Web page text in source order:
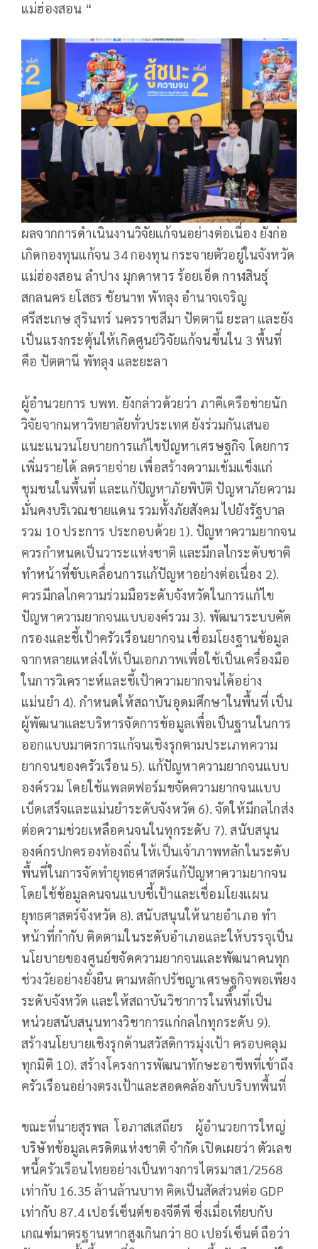
แม่ฮ่องสอน “
ผลจากการดำเนินงานวิจัยแก้จนอย่างต่อเนื่อง ยังก่อ
เกิดกองทุนแก้จน 34 กองทุน กระจายตัวอยู่ในจังหวัด
แม่ฮ่องสอน ลำปาง มุกดาหาร ร้อยเอ็ด กาฬสินธุ์
สกลนคร ยโสธร ชัยนาท พัทลุง อำนาจเจริญ
ศรีสะเกษ สุรินทร์ นครราชสีมา ปัตตานี ยะลา และยัง
เป็นแรงกระตุ้นให้เกิดศูนย์วิจัยแก้จนขึ้นใน 3 พื้นที่
คือ ปัตตานี พัทลุง และยะลา
ผู้อำนวยการ บพท. ยังกล่าวด้วยว่า ภาคีเครือข่ายนัก
วิจัยจากมหาวิทยาลัยทั่วประเทศ ยังร่วมกันเสนอ
แนะแนวนโยบายการแก้ไขปัญหาเศรษฐกิจ โดยการ
เพิ่มรายได้ ลดรายจ่าย เพื่อสร้างความเข้มแข็งแก่
ชุมชนในพื้นที่ และแก้ปัญหาภัยพิบัติ ปัญหาภัยความ
มั่นคงบริเวณชายแดน รวมทั้งภัยสังคม ไปยังรัฐบาล
รวม 10 ประการ ประกอบด้วย 1). ปัญหาความยากจน
ควรกำหนดเป็นวาระแห่งชาติ และมีกลไกระดับชาติ
ทำหน้าที่ขับเคลื่อนการแก้ปัญหาอย่างต่อเนื่อง 2).
ควรมีกลไกความร่วมมือระดับจังหวัดในการแก้ไข
ปัญหาความยากจนแบบองค์รวม 3). พัฒนาระบบคัด
กรองและชี้เป้าครัวเรือนยากจน เชื่อมโยงฐานข้อมูล
จากหลายแหล่งให้เป็นเอกภาพเพื่อใช้เป็นเครื่องมือ
ในการวิเคราะห์และชี้เป้าความยากจนได้อย่าง
แม่นยำ 4). กำหนดให้สถาบันอุดมศึกษาในพื้นที่ เป็น
ผู้พัฒนาและบริหารจัดการข้อมูลเพื่อเป็นฐานในการ
ออกแบบมาตรการแก้จนเชิงรุกตามประเภทความ
ยากจนของครัวเรือน 5). แก้ปัญหาความยากจนแบบ
องค์รวม โดยใช้แพลตฟอร์มขจัดความยากจนแบบ
เบ็ดเสร็จและแม่นยำระดับจังหวัด 6). จัดให้มีกลไกส่ง
ต่อความช่วยเหลือคนจนในทุกระดับ 7). สนับสนุน
องค์กรปกครองท้องถิ่น ให้เป็นเจ้าภาพหลักในระดับ
พื้นที่ในการจัดทำยุทธศาสตร์แก้ปัญหาความยากจน
โดยใช้ข้อมูลคนจนแบบชี้เป้าและเชื่อมโยงแผน
ยุทธศาสตร์จังหวัด 8). สนับสนุนให้นายอำเภอ ทำ
หน้าที่กำกับ ติดตามในระดับอำเภอและให้บรรจุเป็น
นโยบายของศูนย์ขจัดความยากจนและพัฒนาคนทุก
ช่วงวัยอย่างยั่งยืน ตามหลักปรัชญาเศรษฐกิจพอเพียง
ระดับจังหวัด และให้สถาบันวิชาการในพื้นที่เป็น
หน่วยสนับสนุนทางวิชาการแก่กลไกทุกระดับ 9).
สร้างนโยบายเชิงรุกด้านสวัสดิการมุ่งเป้า ครอบคลุม
ทุกมิติ 10). สร้างโครงการพัฒนาทักษะอาชีพที่เข้าถึง
ครัวเรือนอย่างตรงเป้าและสอดคล้องกับบริบทพื้นที่
ขณะที่นายสุรพล โอภาสเสถียร ผู้อำนวยการใหญ่
บริษัทข้อมูลเครดิตแห่งชาติ จำกัด เปิดเผยว่า ตัวเลข
หนี้ครัวเรือนไทยอย่างเป็นทางการไตรมาส1/2568
เท่ากับ 16.35 ล้านล้านบาท คิดเป็นสัดส่วนต่อ GDP
เท่ากับ 87.4 เปอร์เซ็นต์ของจีดีพี ซึ่งเมื่อเทียบกับ
เกณฑ์มาตรฐานหากสูงเกินกว่า 80 เปอร์เซ็นต์ ถือว่า